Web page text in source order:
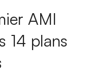
AMI
14 plans